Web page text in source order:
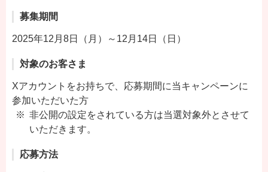
募集期間
2025年12月8日（月）～12月14日（日）
対象のお客さま
Xアカウントをお持ちで、応募期間に当キャンペーンに
参加いただいた方
非公開の設定をされている方は当選対象外とさせて
いただきます。
応募方法